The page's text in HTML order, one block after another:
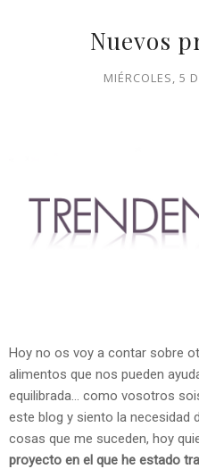
Nuevos
MIÉRCOLES, 5
Hoy no os voy a contar sobre
alimentos que nos pueden
equilibrada... como vosotros
este blog y siento la necesidad
cosas que me suceden, hoy
proyecto en el que he estado